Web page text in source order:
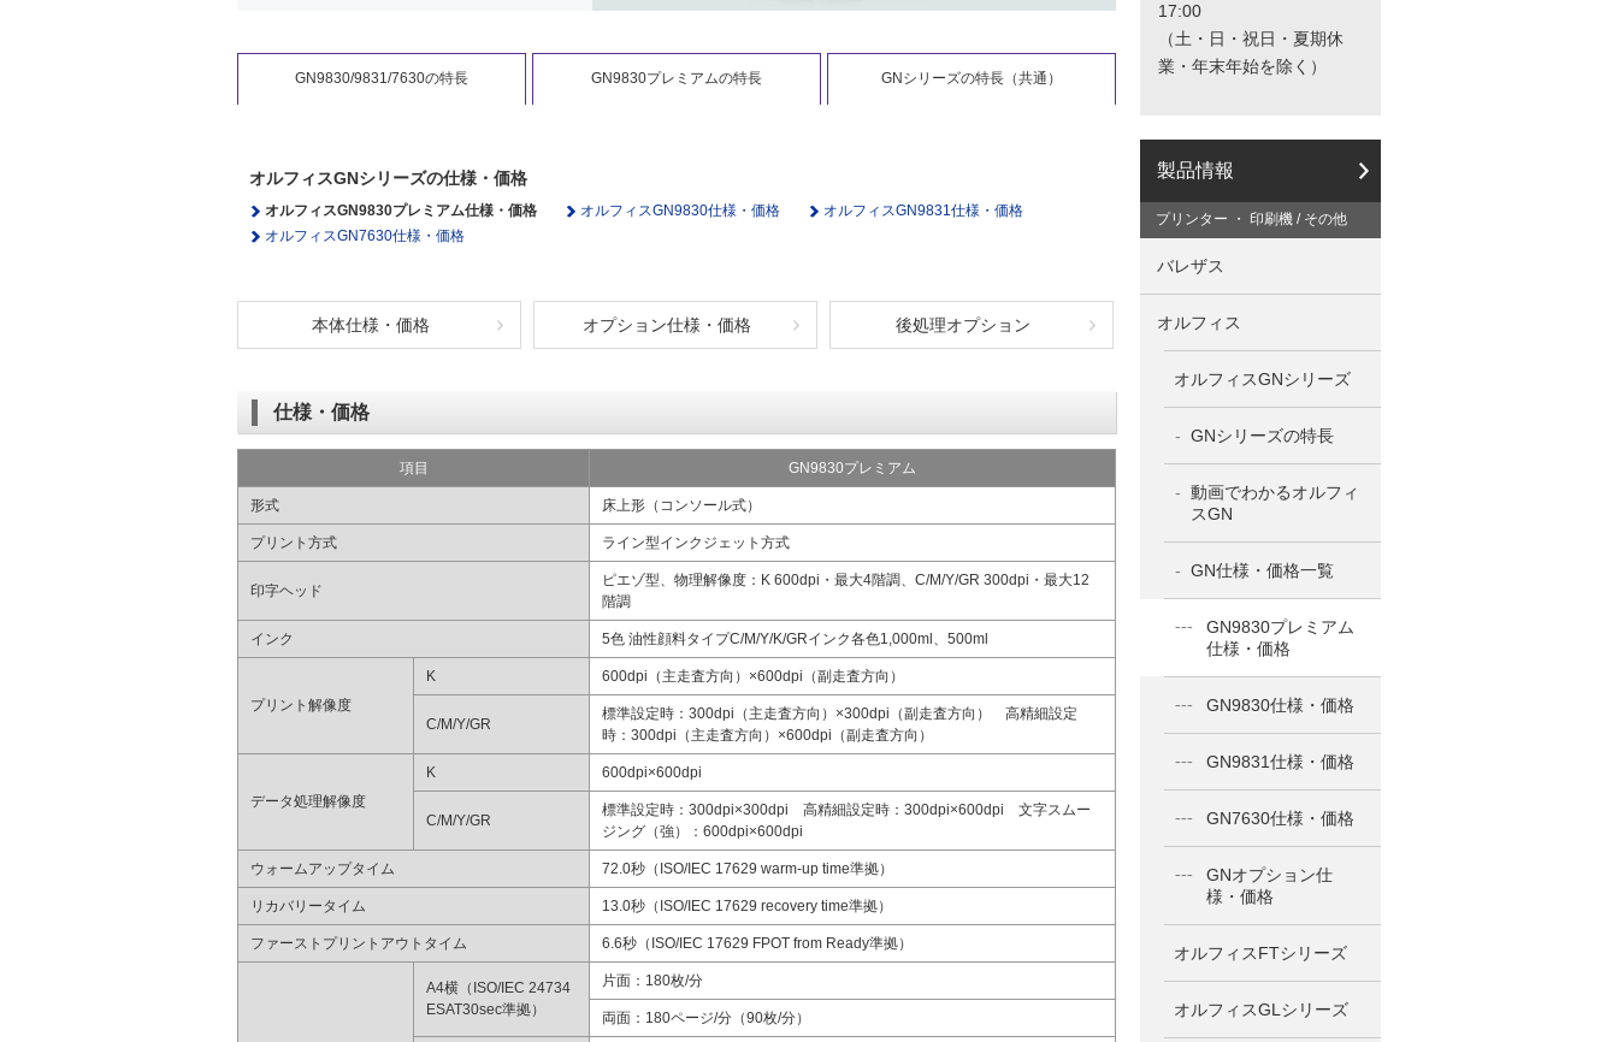
GN9830/9831/7630の特長 GN9830プレミアムの特長 GNシリーズの特長（共通）
オルフィスGNシリーズの仕様・価格
オルフィスGN9830プレミアム仕様・価格 オルフィスGN9830仕様・価格
オルフィスGN9831仕様・価格
オルフィスGN7630仕様・価格
本体仕様・価格 オプション仕様・価格 後処理オプション
仕様・価格
項目 GN9830プレミアム
形式 床上形（コンソール式）
プリント方式 ライン型インクジェット方式
印字ヘッド
ピエゾ型、物理解像度：K 600dpi・最大4階調、C/M/Y/GR 300dpi・最大12
階調
インク 5色 油性顔料タイプC/M/Y/K/GRインク各色1,000ml、500ml
プリント解像度
K 600dpi（主走査方向）×600dpi（副走査方向）
C/M/Y/GR
標準設定時：300dpi（主走査方向）×300dpi（副走査方向） 高精細設定
時：300dpi（主走査方向）×600dpi（副走査方向）
データ処理解像度
K 600dpi×600dpi
C/M/Y/GR
標準設定時：300dpi×300dpi 高精細設定時：300dpi×600dpi 文字スムー
ジング（強）：600dpi×600dpi
ウォームアップタイム 72.0秒（ISO/IEC 17629 warm-up time準拠）
リカバリータイム 13.0秒（ISO/IEC 17629 recovery time準拠）
ファーストプリントアウトタイム 6.6秒（ISO/IEC 17629 FPOT from Ready準拠）
A4横（ISO/IEC 24734
ESAT30sec準拠）
片面：180枚/分
両面：180ページ/分（90枚/分）
タ
ロ
グ
請
求
こ
ち
ら
17:00
（土・日・祝日・夏期休
業・年末年始を除く）
製品情報
プリンター ・ 印刷機 / その他
バレザス
オルフィス
オルフィスGNシリーズ
GNシリーズの特長
動画でわかるオルフィ
スGN
GN仕様・価格一覧
GN9830プレミアム
仕様・価格
GN9830仕様・価格
GN9831仕様・価格
GN7630仕様・価格
GNオプション仕
様・価格
オルフィスFTシリーズ
オルフィスGLシリーズ